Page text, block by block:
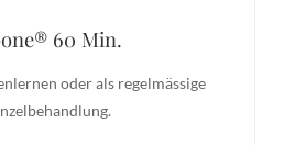
60 Min.
oder als regelmässige